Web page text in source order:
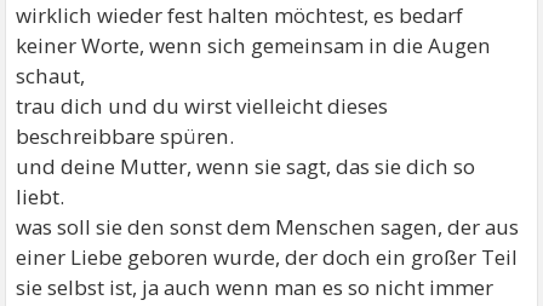
wirklich wieder fest halten möchtest, es bedarf
keiner Worte, wenn sich gemeinsam in die Augen
schaut,
trau dich und du wirst vielleicht dieses
beschreibbare spüren.
und deine Mutter, wenn sie sagt, das sie dich so
liebt.
was soll sie den sonst dem Menschen sagen, der aus
einer Liebe geboren wurde, der doch ein großer Teil
sie selbst ist, ja auch wenn man es so nicht immer